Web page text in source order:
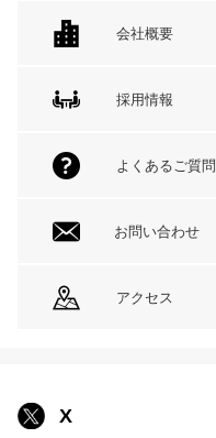
会社概要
採用情報
よくあるご質問
お問い合わせ
アクセス
X